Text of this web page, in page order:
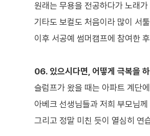
원래는 무용을 전공하다가 노래
기타도 보컬도 처음이라 많이 서
이후 서공예 썸머캠프에 참여한
06. 있으시다면, 어떻게 극복을
슬럼프가 왔을 때는 아파트 계단
아베크 선생님들과 저희 부모님
그리고 정말 미친 듯이 열심히 연